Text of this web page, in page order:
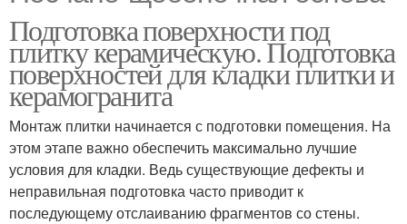
Подготовка поверхности под
плитку керамическую. Подготовка
поверхностей для кладки плитки и
керамогранита
Монтаж плитки начинается с подготовки помещения. На
этом этапе важно обеспечить максимально лучшие
условия для кладки. Ведь существующие дефекты и
неправильная подготовка часто приводит к
последующему отслаиванию фрагментов со стены.